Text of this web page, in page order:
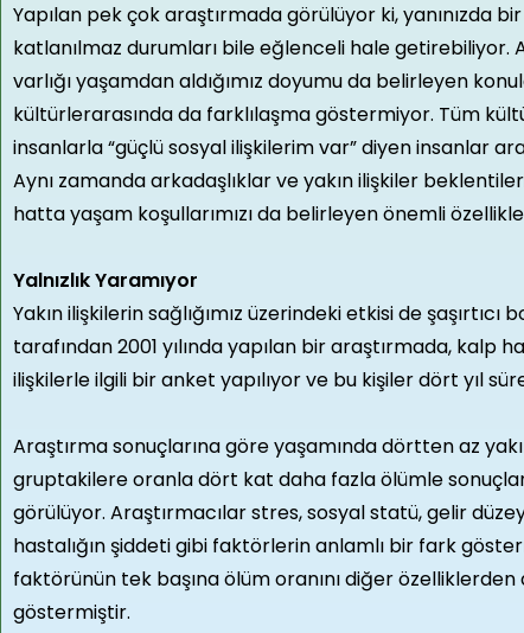
Yapılan pek çok araştırmada görülüyor ki, yanınızda bir
katlanılmaz durumları bile eğlenceli hale getirebiliyor.
varlığı yaşamdan aldığımız doyumu da belirleyen
kültürlerarasında da farklılaşma göstermiyor. Tüm
insanlarla “güçlü sosyal ilişkilerim var” diyen insanlar
Aynı zamanda arkadaşlıklar ve yakın ilişkiler
hatta yaşam koşullarımızı da belirleyen önemli
Yalnızlık Yaramıyor
Yakın ilişkilerin sağlığımız üzerindeki etkisi de
tarafından 2001 yılında yapılan bir araştırmada, kalp
ilişkilerle ilgili bir anket yapılıyor ve bu kişiler dört yıl
Araştırma sonuçlarına göre yaşamında dörtten az
gruptakilere oranla dört kat daha fazla ölümle
görülüyor. Araştırmacılar stres, sosyal statü, gelir
hastalığın şiddeti gibi faktörlerin anlamlı bir fark
faktörünün tek başına ölüm oranını diğer
göstermiştir.